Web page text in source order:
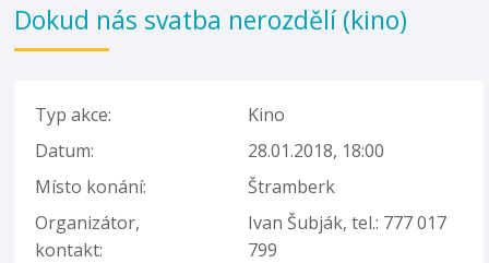
Dokud nás svatba nerozdělí (kino)
Typ akce:
Kino
Datum:
28.01.2018, 18:00
Místo konání:
Štramberk
Organizátor,
kontakt:
Ivan Šubják, tel.: 777 017
799